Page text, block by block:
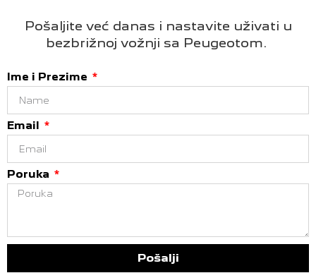
Pošaljite već danas i nastavite uživati u
bezbrižnoj vožnji sa Peugeotom.
Ime i Prezime
Email
Poruka
Pošalji